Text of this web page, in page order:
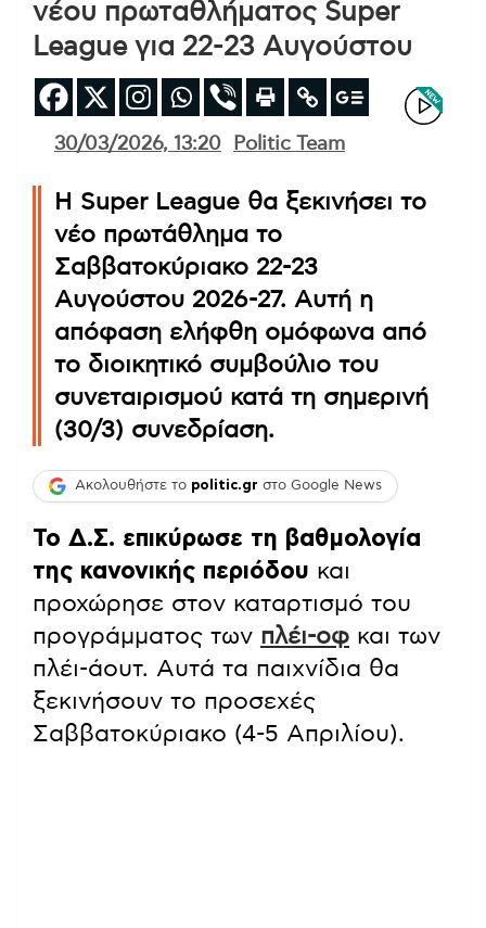
νέου πρωταθλήματος Super
League για 22-23 Αυγούστου
30/03/2026, 13:20 Politic Team
Η Super League θα ξεκινήσει το
νέο πρωτάθλημα το
Σαββατοκύριακο 22-23
Αυγούστου 2026-27. Αυτή η
απόφαση ελήφθη ομόφωνα από
το διοικητικό συμβούλιο του
συνεταιρισμού κατά τη σημερινή
(30/3) συνεδρίαση.
Ακολουθήστε το politic.gr στο Google News
Το Δ.Σ. επικύρωσε τη βαθμολογία
της κανονικής περιόδου και
προχώρησε στον καταρτισμό του
προγράμματος των πλέι-οφ και των
πλέι-άουτ. Αυτά τα παιχνίδια θα
ξεκινήσουν το προσεχές
Σαββατοκύριακο (4-5 Απριλίου).